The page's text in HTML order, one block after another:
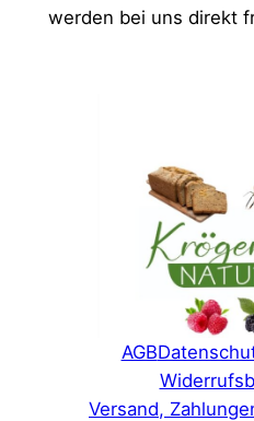
werden bei uns direkt
AGB
Versand,